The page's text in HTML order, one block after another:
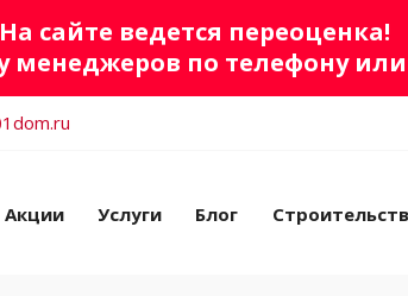
сайте ведется переоценка!
менеджеров по телефону
Акции Услуги Блог